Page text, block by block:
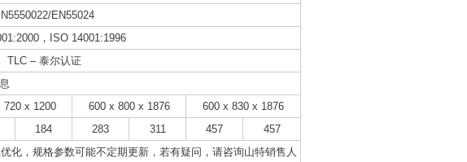
EN55024
，ISO 14001:1996
TLC – 泰尔认证
720 x 1200 600 x 800 x 1876
600 x 830 x 1876
184 283 311 457
457
化，规格参数可能不定期更新，若有疑问，请咨询山特销售人